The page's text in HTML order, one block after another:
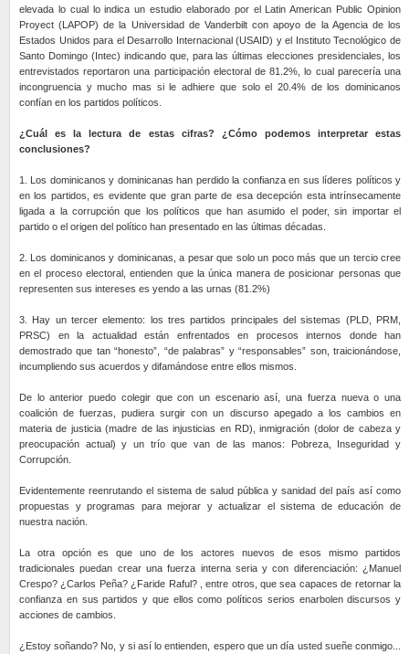
elevada lo cual lo indica un estudio elaborado por el Latin American Public Opinion
Proyect (LAPOP) de la Universidad de Vanderbilt con apoyo de la Agencia de los
Estados Unidos para el Desarrollo Internacional (USAID) y el Instituto Tecnológico de
Santo Domingo (Intec) indicando que, para las últimas elecciones presidenciales, los
entrevistados reportaron una participación electoral de 81.2%, lo cual parecería una
incongruencia y mucho mas si le adhiere que solo el 20.4% de los dominicanos
confían en los partidos políticos.
¿Cuál es la lectura de estas cifras? ¿Cómo podemos interpretar estas
conclusiones?
1. Los dominicanos y dominicanas han perdido la confianza en sus líderes políticos y
en los partidos, es evidente que gran parte de esa decepción esta intrínsecamente
ligada a la corrupción que los políticos que han asumido el poder, sin importar el
partido o el origen del político han presentado en las últimas décadas.
2. Los dominicanos y dominicanas, a pesar que solo un poco más que un tercio cree
en el proceso electoral, entienden que la única manera de posicionar personas que
representen sus intereses es yendo a las urnas (81.2%)
3. Hay un tercer elemento: los tres partidos principales del sistemas (PLD, PRM,
PRSC) en la actualidad están enfrentados en procesos internos donde han
demostrado que tan “honesto”, “de palabras” y “responsables” son, traicionándose,
incumpliendo sus acuerdos y difamándose entre ellos mismos.
De lo anterior puedo colegir que con un escenario así, una fuerza nueva o una
coalición de fuerzas, pudiera surgir con un discurso apegado a los cambios en
materia de justicia (madre de las injusticias en RD), inmigración (dolor de cabeza y
preocupación actual) y un trío que van de las manos: Pobreza, Inseguridad y
Corrupción.
Evidentemente reenrutando el sistema de salud pública y sanidad del país así como
propuestas y programas para mejorar y actualizar el sistema de educación de
nuestra nación.
La otra opción es que uno de los actores nuevos de esos mismo partidos
tradicionales puedan crear una fuerza interna seria y con diferenciación: ¿Manuel
Crespo? ¿Carlos Peña? ¿Faride Raful? , entre otros, que sea capaces de retornar la
confianza en sus partidos y que ellos como políticos serios enarbolen discursos y
acciones de cambios.
¿Estoy soñando? No, y si así lo entienden, espero que un día usted sueñe conmigo...